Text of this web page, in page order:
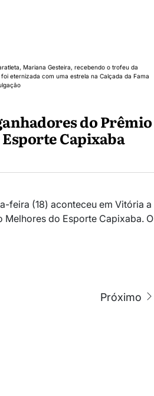
Mariana Gesteira, recebendo o trofeu da
eternizada com uma estrela na Calçada da Fama
do Prêmio
Capixaba
feira (18) aconteceu em Vitória a
Melhores do Esporte Capixaba. O
Próximo